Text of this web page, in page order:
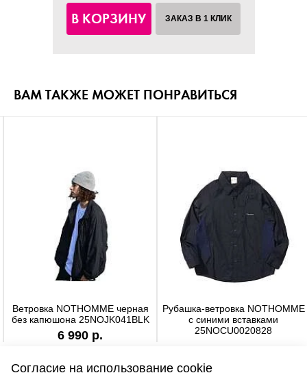
В КОРЗИНУ ЗАКАЗ В 1 КЛИК
ВАМ ТАКЖЕ МОЖЕТ ПОНРАВИТЬСЯ
Ветровка NOTHOMME черная
без капюшона 25NOJK041BLK
6 990 р.
Рубашка-ветровка NOTHOMME
с синими вставками
25NOCU0020828
Согласие на использование cookie